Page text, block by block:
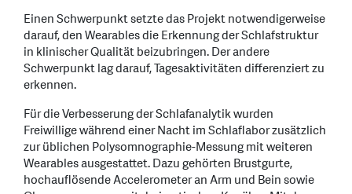
Einen Schwerpunkt setzte das Projekt notwendigerweise
darauf, den Wearables die Erkennung der Schlafstruktur
in klinischer Qualität beizubringen. Der andere
Schwerpunkt lag darauf, Tagesaktivitäten differenziert zu
erkennen.
Für die Verbesserung der Schlafanalytik wurden
Freiwillige während einer Nacht im Schlaflabor zusätzlich
zur üblichen Polysomnographie-Messung mit weiteren
Wearables ausgestattet. Dazu gehörten Brustgurte,
hochauflösende Accelerometer an Arm und Bein sowie